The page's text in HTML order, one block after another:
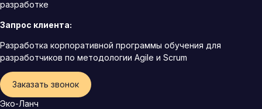
разработке
Запрос клиента:
Разработка корпоративной программы обучения для
разработчиков по методологии Agile и Scrum
Заказать звонок
Эко-Ланч